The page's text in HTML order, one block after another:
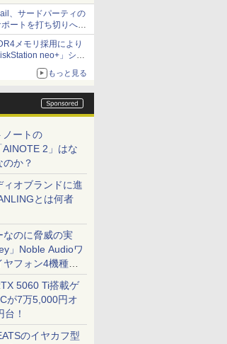
【ぼっち・ざ・ろー
でなにしてる？】
、サードパーティの
ポートを打ち切りへ
メモリ採用により
neo+」シリ
き、ECCメモリへの
もっと見る
ノートの
AINOTE 2」はな
か？
ィオブランドに進
とは何者
なのに脅威の実
」Noble Audioワ
フォン4機種を
5060 Ti搭載ゲ
が7万5,000円オ
！
のイヤカフ型